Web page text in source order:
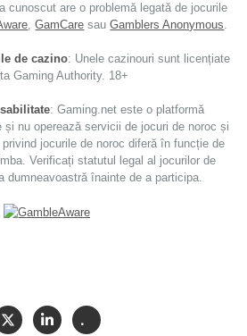
cunoscut are o problemă legată de jocurile
,GamCare sauGamblers Anonymous.
de cazino: Unele cazinouri sunt licențiate
Gaming Authority. 18+
: Gaming.net este o platformă
și nu operează servicii de jocuri de noroc și
jocurile de noroc diferă în funcție de
Verificați statutul legal al jocurilor de
dumneavoastră înainte de a participa.